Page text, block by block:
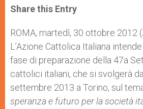
t
s
p
p
s
e
g
e
r
e
b
o
k
r
Share this Entry
ROMA, martedì, 30 ottobre 2012 (
L’Azione Cattolica Italiana
fase di preparazione della 47a
cattolici italiani, che si svolgerà
settembre 2013 a Torino, sul
speranza e futuro per la società